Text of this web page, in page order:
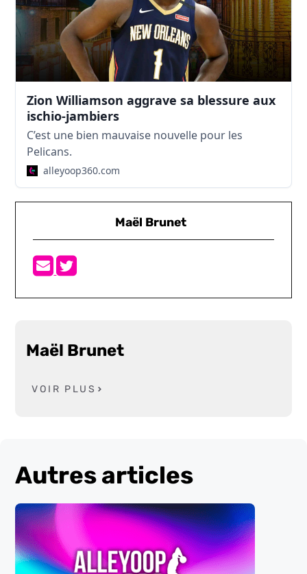
Zion Williamson aggrave sa blessure aux
ischio-jambiers
C’est une bien mauvaise nouvelle pour les
Pelicans.
alleyoop360.com
Maël Brunet
Maël Brunet
VOIR PLUS
Autres articles